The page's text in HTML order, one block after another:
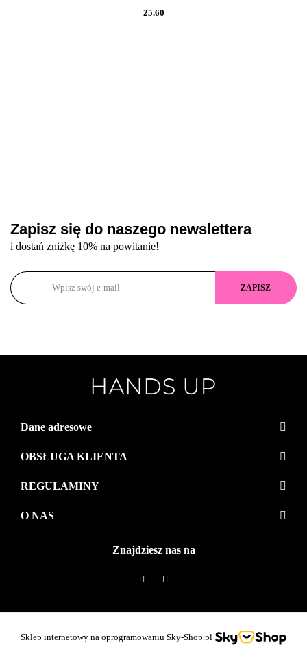
25.60
Zapisz się do naszego newslettera
i dostań zniżkę 10% na powitanie!
Dane adresowe
OBSŁUGA KLIENTA
REGULAMINY
O NAS
Znajdziesz nas na
Sklep internetowy na oprogramowaniu Sky-Shop.pl